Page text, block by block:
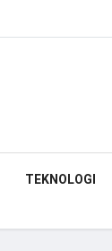
TEKNOLOGI